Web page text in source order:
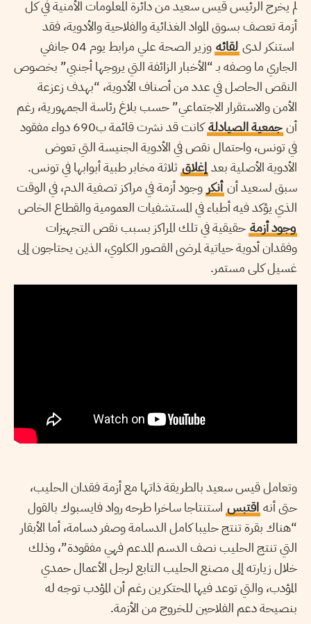
لم يخرج الرئيس قيس سعيد من دائرة المعلومات الأمنية في كل
أزمة تعصف بسوق المواد الغذائية والفلاحية والأدوية، فقد
استنكر لدى لقائه
وزير الصحة علي مرابط يوم 04 جانفي
الجاري ما وصفه بـ “الأخبار الزائفة التي يروجها أجنبي” بخصوص
النقص الحاصل في عدد من أصناف الأدوية، “بهدف زعزعة
الأمن والاستقرار الاجتماعي” حسب بلاغ رئاسة الجمهورية، رغم
أن جمعية الصيادلة
كانت قد نشرت قائمة ب690 دواء مفقود
في تونس، واحتمال نقص في الأدوية الجنيسة التي تعوض
الأدوية الأصلية بعد إغلاق ثلاثة مخابر طبية أبوابها في تونس.
سبق لسعيد أن أنكر وجود أزمة في مراكز تصفية الدم، في الوقت
الذي يؤكد فيه أطباء في المستشفيات العمومية والقطاع الخاص
وجود أزمة حقيقية في تلك المراكز بسبب نقص التجهيزات
وفقدان أدوية حياتية لمرضى القصور الكلوي، الذين يحتاجون إلى
غسيل كلى مستمر.
وتعامل قيس سعيد بالطريقة ذاتها مع أزمة فقدان الحليب،
حتى أنه اقتبس استنتاجا ساخرا طرحه رواد فايسبوك بالقول
“هناك بقرة تنتج حليبا كامل الدسامة وصفر دسامة، أما الأبقار
التي تنتج الحليب نصف الدسم المدعم فهي مفقودة”، وذلك
خلال زيارته إلى مصنع الحليب التابع لرجل الأعمال حمدي
المؤدب، والتي توعد فيها المحتكرين رغم أن المؤدب توجه له
بنصيحة دعم الفلاحين للخروج من الأزمة.